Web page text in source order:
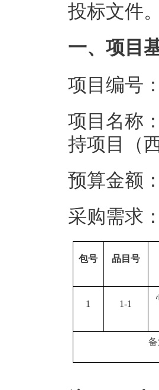
投标文件。
一、项目
项目编号
项目名称
持项目（
预算金额
采购需求：
包号 品目号
1 1-1